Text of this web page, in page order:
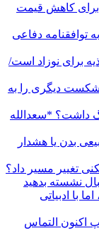
برای کاهش قیمت
دفاعی
برای نوزاد است/
شکست دیگری را به
جنگ داشت؟ *سعدالله
بدن یا هشدار
تغییر مسیر داد؟
نشسته بدهید
با ادبیاتی
اکنون التماس